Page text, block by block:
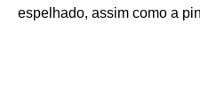
espelhado, assim como a